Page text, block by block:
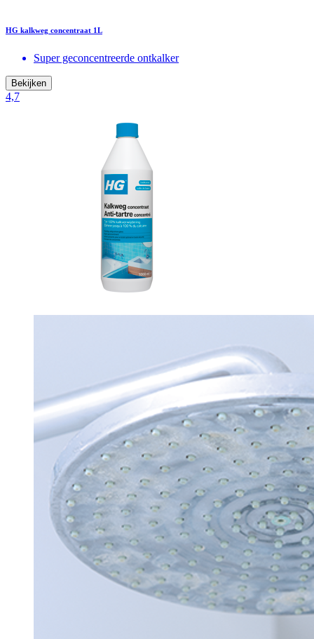
HG kalkweg concentraat 1L
Super geconcentreerde ontkalker
Bekijken
4,7